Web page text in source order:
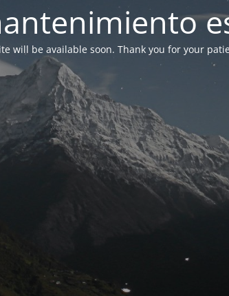
will be available soon. Thank you for your